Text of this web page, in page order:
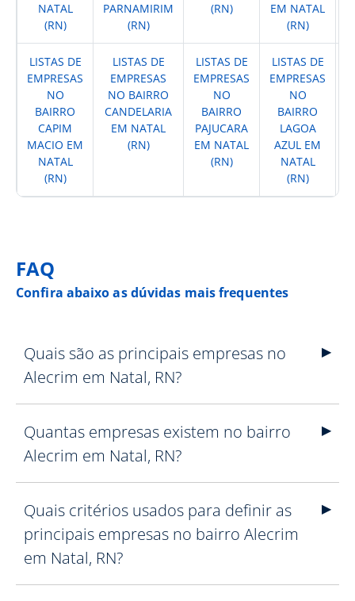
NATAL
(RN)
PARNAMIRIM
(RN)
(RN)
EM NATAL
(RN)
LISTAS DE
EMPRESAS
NO
BAIRRO
CAPIM
MACIO EM
NATAL
(RN)
LISTAS DE
EMPRESAS
NO BAIRRO
CANDELARIA
EM NATAL
(RN)
LISTAS DE
EMPRESAS
NO
BAIRRO
PAJUCARA
EM NATAL
(RN)
LISTAS DE
EMPRESAS
NO
BAIRRO
LAGOA
AZUL EM
NATAL
(RN)
FAQ
Confira abaixo as dúvidas mais frequentes
Quais são as principais empresas no
Alecrim em Natal, RN?
Quantas empresas existem no bairro
Alecrim em Natal, RN?
Quais critérios usados para definir as
principais empresas no bairro Alecrim
em Natal, RN?